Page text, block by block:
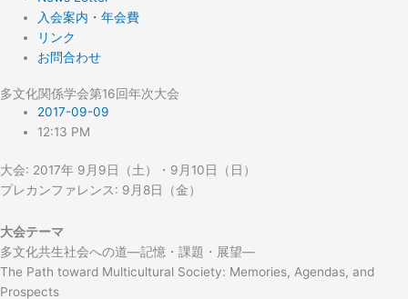
入会案内・年会費
リンク
お問合わせ
多文化関係学会第16回年次大会
2017-09-09
12:13 PM
大会: 2017年 9月9日（土）・9月10日（日）
プレカンファレンス: 9月8日（金）
大会テーマ
多文化共生社会への道―記憶・課題・展望―
The Path toward Multicultural Society: Memories, Agendas, and
Prospects